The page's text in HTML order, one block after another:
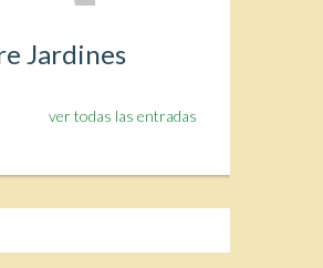
Jardines
ver todas las entradas